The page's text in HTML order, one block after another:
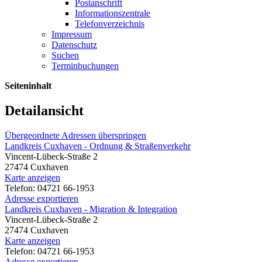
Postanschrift
Informationszentrale
Telefonverzeichnis
Impressum
Datenschutz
Suchen
Terminbuchungen
Seiteninhalt
Detailansicht
Übergeordnete Adressen überspringen
Landkreis Cuxhaven - Ordnung & Straßenverkehr
Vincent-Lübeck-Straße 2
27474 Cuxhaven
Karte anzeigen
Telefon: 04721 66-1953
Adresse exportieren
Landkreis Cuxhaven - Migration & Integration
Vincent-Lübeck-Straße 2
27474 Cuxhaven
Karte anzeigen
Telefon: 04721 66-1953